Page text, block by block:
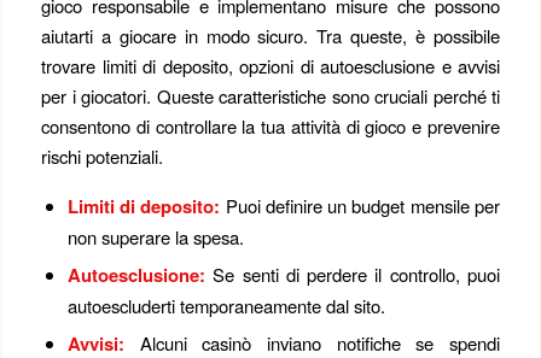
gioco responsabile e implementano misure che possono
aiutarti a giocare in modo sicuro. Tra queste, è possibile
trovare limiti di deposito, opzioni di autoesclusione e avvisi
per i giocatori. Queste caratteristiche sono cruciali perché ti
consentono di controllare la tua attività di gioco e prevenire
rischi potenziali.
Limiti di deposito: Puoi definire un budget mensile per
non superare la spesa.
Autoesclusione: Se senti di perdere il controllo, puoi
autoescluderti temporaneamente dal sito.
Avvisi: Alcuni casinò inviano notifiche se spendi